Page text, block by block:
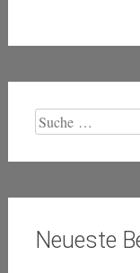
Suche
nach:
Neueste